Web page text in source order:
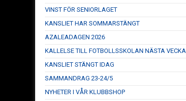
VINST FÖR SENIORLAGET
KANSLIET HAR SOMMARSTÄNGT
AZALEADAGEN 2026
KALLELSE TILL FOTBOLLSSKOLAN NÄSTA VECKA
KANSLIET STÄNGT IDAG
SAMMANDRAG 23-24/5
NYHETER I VÅR KLUBBSHOP